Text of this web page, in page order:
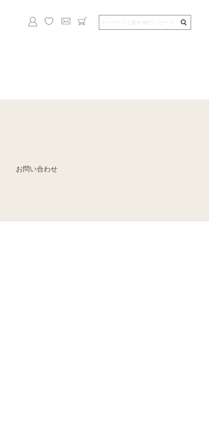
お問い合わせ